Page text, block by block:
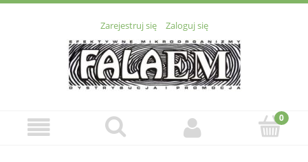
Zarejestruj się Zaloguj się